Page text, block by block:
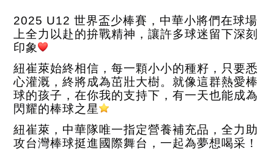
2025 U12世界盃少棒賽，中華小將們在球場
上全力以赴的拚戰精神，讓許多球迷留下深刻
印象
紐崔萊始終相信，每一顆小小的種籽，只要悉
心灌溉，終將成為茁壯大樹。就像這群熱愛棒
球的孩子，在你我的支持下，有一天也能成為
閃耀的棒球之星
紐崔萊，中華隊唯一指定營養補充品，全力助
攻台灣棒球挺進國際舞台，一起為夢想喝采！